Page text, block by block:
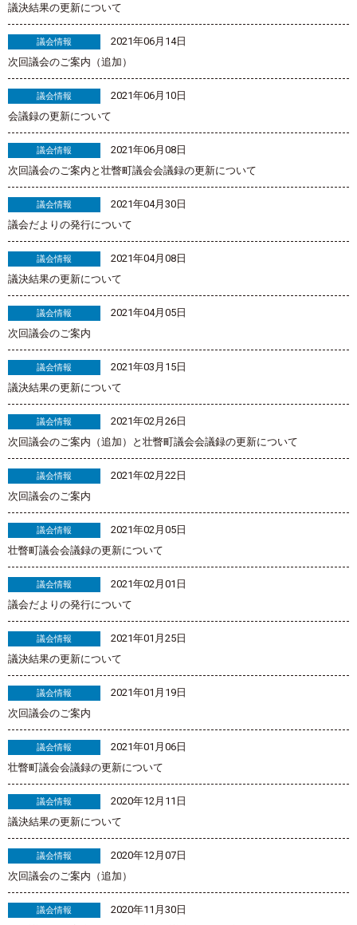
議決結果の更新について
議会情報
2021年06月14日
次回議会のご案内（追加）
議会情報
2021年06月10日
会議録の更新について
議会情報
2021年06月08日
次回議会のご案内と壮瞥町議会会議録の更新について
議会情報
2021年04月30日
議会だよりの発行について
議会情報
2021年04月08日
議決結果の更新について
議会情報
2021年04月05日
次回議会のご案内
議会情報
2021年03月15日
議決結果の更新について
議会情報
2021年02月26日
次回議会のご案内（追加）と壮瞥町議会会議録の更新について
議会情報
2021年02月22日
次回議会のご案内
議会情報
2021年02月05日
壮瞥町議会会議録の更新について
議会情報
2021年02月01日
議会だよりの発行について
議会情報
2021年01月25日
議決結果の更新について
議会情報
2021年01月19日
次回議会のご案内
議会情報
2021年01月06日
壮瞥町議会会議録の更新について
議会情報
2020年12月11日
議決結果の更新について
議会情報
2020年12月07日
次回議会のご案内（追加）
議会情報
2020年11月30日